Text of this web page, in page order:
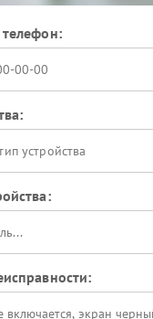
устройства